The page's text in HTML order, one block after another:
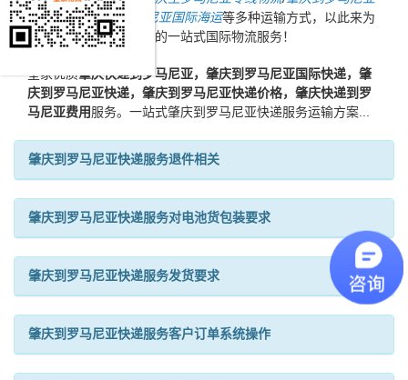
国际空运/肇庆到罗马尼亚国际海运等多种运输方式，以此来为
新老客户提供更加完善的一站式国际物流服务！
皇家优质肇庆快递到罗马尼亚，肇庆到罗马尼亚国际快递，肇
庆到罗马尼亚快递，肇庆到罗马尼亚快递价格，肇庆快递到罗
马尼亚费用服务。一站式肇庆到罗马尼亚快递服务运输方案...
肇庆到罗马尼亚快递服务退件相关
肇庆到罗马尼亚快递服务对电池货包装要求
肇庆到罗马尼亚快递服务发货要求
肇庆到罗马尼亚快递服务客户订单系统操作